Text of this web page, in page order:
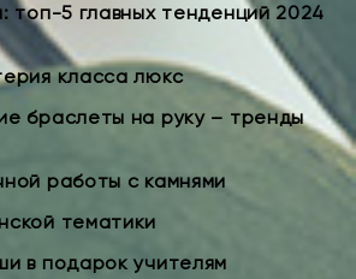
топ-5 главных тенденций 2024
класса люкс
браслеты на руку – тренды
работы с камнями
тематики
в подарок учителям